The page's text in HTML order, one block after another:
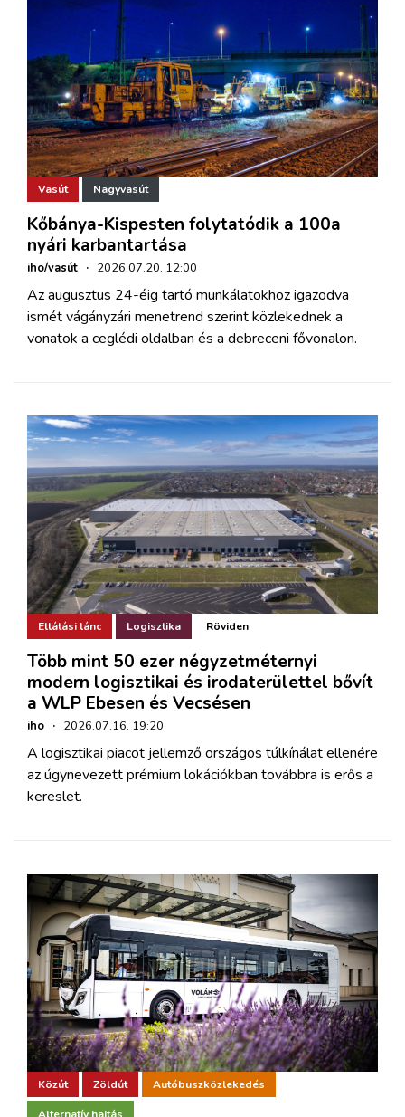
Vasút Nagyvasút
Kőbánya-Kispesten folytatódik a 100a
nyári karbantartása
iho/vasút · 2026.07.20. 12:00
Az augusztus 24-éig tartó munkálatokhoz igazodva
ismét vágányzári menetrend szerint közlekednek a
vonatok a ceglédi oldalban és a debreceni fővonalon.
Ellátási lánc Logisztika Röviden
Több mint 50 ezer négyzetméternyi
modern logisztikai és irodaterülettel bővít
a WLP Ebesen és Vecsésen
iho · 2026.07.16. 19:20
A logisztikai piacot jellemző országos túlkínálat ellenére
az úgynevezett prémium lokációkban továbbra is erős a
kereslet.
Közút Zöldút Autóbuszközlekedés